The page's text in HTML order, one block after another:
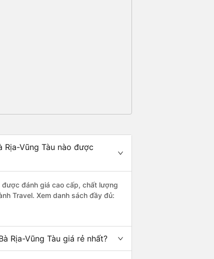
Rịa-Vũng Tàu nào được
được đánh giá cao cấp, chất lượng
Travel. Xem danh sách đầy đủ:
Rịa-Vũng Tàu giá rẻ nhất?